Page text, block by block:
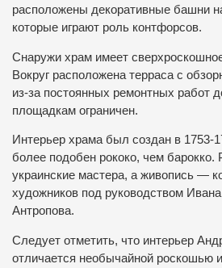
расположены декоративные башни
которые играют роль контфорсов.
Снаружи храм имеет
Вокруг расположена терраса с
из-за постоянных ремонтных работ
площадкам ограничен.
Интерьер храма был создан в 1753-
более подобен рококо, чем барокко.
украинские мастера, а живопись —
художников под руководством
Антропова.
Следует отметить, что интерьер
отличается необычайной роскошью